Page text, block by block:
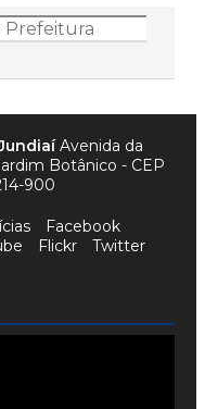
Avenida da
Botânico - CEP
900
Facebook
Flickr Twitter